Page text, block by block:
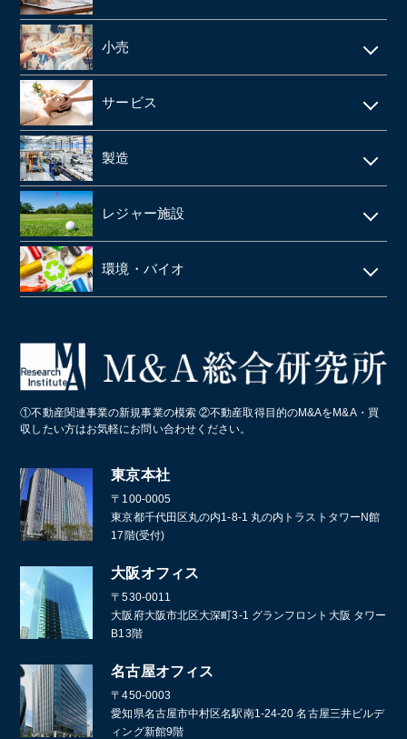
製薬
SMO
CRO
動物病院
歯科
眼科クリニック
医薬品卸
障害者施設 ・就労継続支援施設
給食業・給食サービス
宅配弁当
食品メーカー・食品加工・食品工場
清酒酒造・酒蔵
お弁当・惣菜屋
給食・テイクアウト・配達飲食
ラーメン屋
居酒屋
学習塾
小売
アパレルメーカー・アパレル
スーパーマーケット
FC(フランチャイズ加盟店)
ドラッグストア
LPガス
サービス
警備
エステサロン
ネイルサロン
税理士事務所・会計事務所
コールセンター
スポーツクラブ・フィットネスクラブ
葬儀
製造
印刷
塗料・塗料卸売メーカー
段ボール
造船業・重機・プラント業界
レジャー施設
ゴルフ場
クライミングジム・ボルダリングジム
環境・バイオ
①不動産関連事業の新規事業の模索 ②不動産取得目的のM&AをM&A・買
収したい方はお気軽にお問い合わせください。
東京本社
〒100-0005
東京都千代田区丸の内1-8-1 丸の内トラストタワーN館
17階(受付)
大阪オフィス
〒530-0011
大阪府大阪市北区大深町3-1 グランフロント大阪 タワー
B13階
名古屋オフィス
〒450-0003
愛知県名古屋市中村区名駅南1-24-20 名古屋三井ビルデ
ィング新館9階